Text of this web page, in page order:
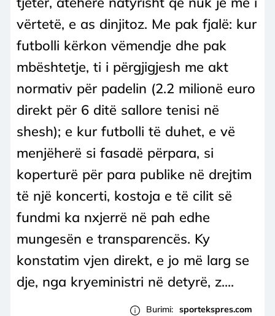
vërtetë, e as dinjitoz. Me pak fjalë: kur
futbolli kërkon vëmendje dhe pak
mbështetje, ti i përgjigjesh me akt
normativ për padelin (2.2 milionë euro
direkt për 6 ditë sallore tenisi në
shesh); e kur futbolli të duhet, e vë
menjëherë si fasadë përpara, si
koperturë për para publike në drejtim
të një koncerti, kostoja e të cilit së
fundmi ka nxjerrë në pah edhe
mungesën e transparencës. Ky
konstatim vjen direkt, e jo më larg se
dje, nga kryeministri në detyrë, z....
Burimi: sportekspres.com